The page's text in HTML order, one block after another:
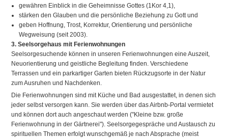
gewähren Einblick in die Geheimnisse Gottes (1Kor 4,1),
stärken den Glauben und die persönliche Beziehung zu Gott und
geben Hoffnung, Trost, Korrektur, Orientierung und persönliche
Wegweisung (seit 2003).
3. Seelsorgehaus mit Ferienwohnungen
Seelsorgesuchende können in unseren Ferienwohnungen eine Auszeit,
Neuorientierung und geistliche Begleitung finden. Verschiedene
Terrassen und ein parkartiger Garten bieten Rückzugsorte in der Natur
zum Ausruhen und Nachdenken.
Die Ferienwohnungen sind mit Küche und Bad ausgestattet, in denen sich
jeder selbst versorgen kann. Sie werden über das Airbnb-Portal vermietet
und können dort auch angeschaut werden ("Kleine bzw. große
Ferienwohnung in der Gärtnerei"). Seelsorgegespräche und Austausch zu
spirituellen Themen erfolgt wunschgemäß je nach Absprache (meist